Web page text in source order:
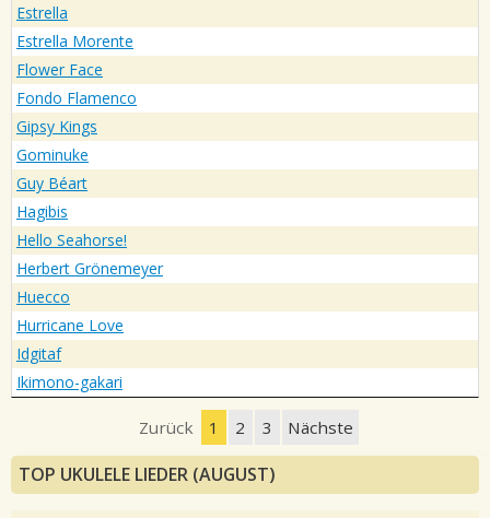
Estrella
Estrella Morente
Flower Face
Fondo Flamenco
Gipsy Kings
Gominuke
Guy Béart
Hagibis
Hello Seahorse!
Herbert Grönemeyer
Huecco
Hurricane Love
Idgitaf
Ikimono-gakari
Zurück 1 2 3 Nächste
TOP UKULELE LIEDER (AUGUST)